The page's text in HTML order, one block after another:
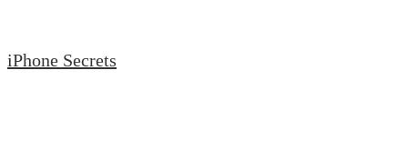
to
iPhone Secrets